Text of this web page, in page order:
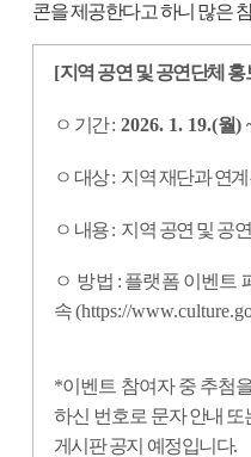
콘을 제공한다고 하니 많은
[지역 공연 및 공연단체
ㅇ 기간:2026. 1. 19.(월)
ㅇ 대상: 지역 재단과 연
ㅇ 내용: 지역 공연 및 공
ㅇ 방법 : 플랫폼 이벤트
속(https://
*이벤트 참여자 중 추첨
하신 번호로 문자 안내
게시판 공지 예정입니다.